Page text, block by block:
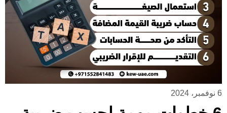
6 نوفمبر، 2024